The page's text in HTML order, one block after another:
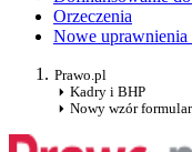
Orzeczenia
Nowe uprawnienia
Prawo.pl
Kadry i BHP
Nowy wzór